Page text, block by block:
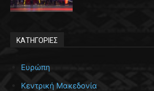
ΚΑΤΗΓΟΡΙΕΣ
Ευρώπη
Κεντρική Μακεδονία